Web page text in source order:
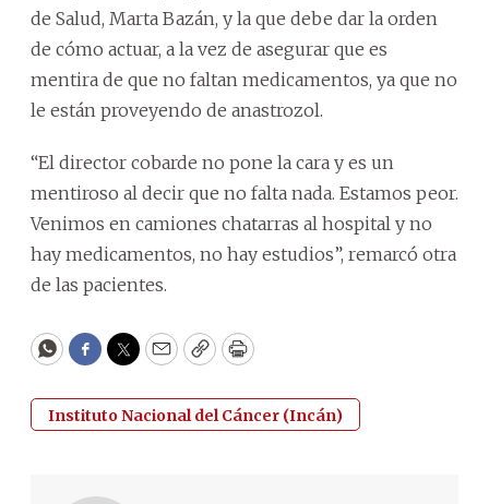
de Salud, Marta Bazán, y la que debe dar la orden
de cómo actuar, a la vez de asegurar que es
mentira de que no faltan medicamentos, ya que no
le están proveyendo de anastrozol.
“El director cobarde no pone la cara y es un
mentiroso al decir que no falta nada. Estamos peor.
Venimos en camiones chatarras al hospital y no
hay medicamentos, no hay estudios”, remarcó otra
de las pacientes.
WhatsApp
Facebook
Twitter
EmailCopyPrint
Instituto Nacional del Cáncer (Incán)